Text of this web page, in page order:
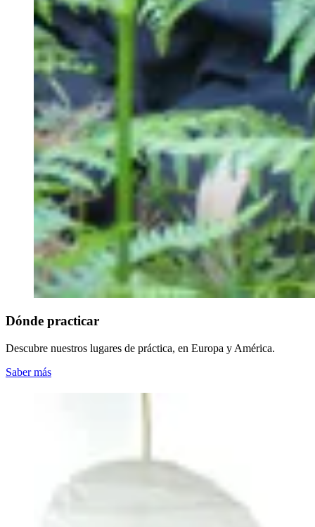
Dónde practicar
Descubre nuestros lugares de práctica, en Europa y América.
Saber más